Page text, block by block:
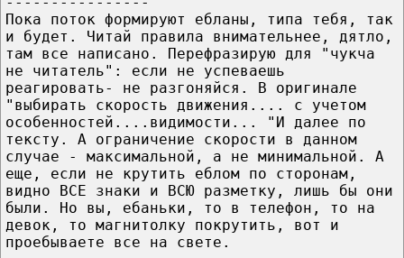
Пока поток формируют ебланы, типа тебя, так
и будет. Читай правила внимательнее, дятло,
там все написано. Перефразирую для "чукча
не читатель": если не успеваешь
реагировать- не разгоняйся. В оригинале
"выбирать скорость движения.... с учетом
особенностей....видимости... "И далее по
тексту. А ограничение скорости в данном
случае - максимальной, а не минимальной. А
еще, если не крутить еблом по сторонам,
видно ВСЕ знаки и ВСЮ разметку, лишь бы они
были. Но вы, ебаньки, то в телефон, то на
девок, то магнитолку покрутить, вот и
проебываете все на свете.